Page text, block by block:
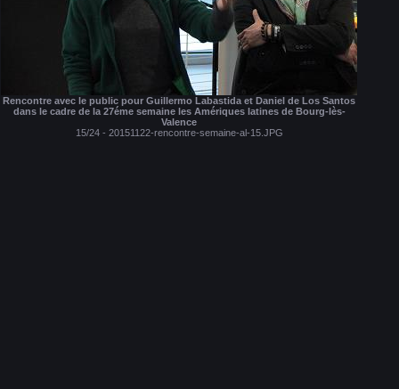
Rencontre avec le public pour Guillermo Labastida et Daniel de Los Santos
dans le cadre de la 27éme semaine les Amériques latines de Bourg-lès-
Valence
15/24 - 20151122-rencontre-semaine-al-15.JPG